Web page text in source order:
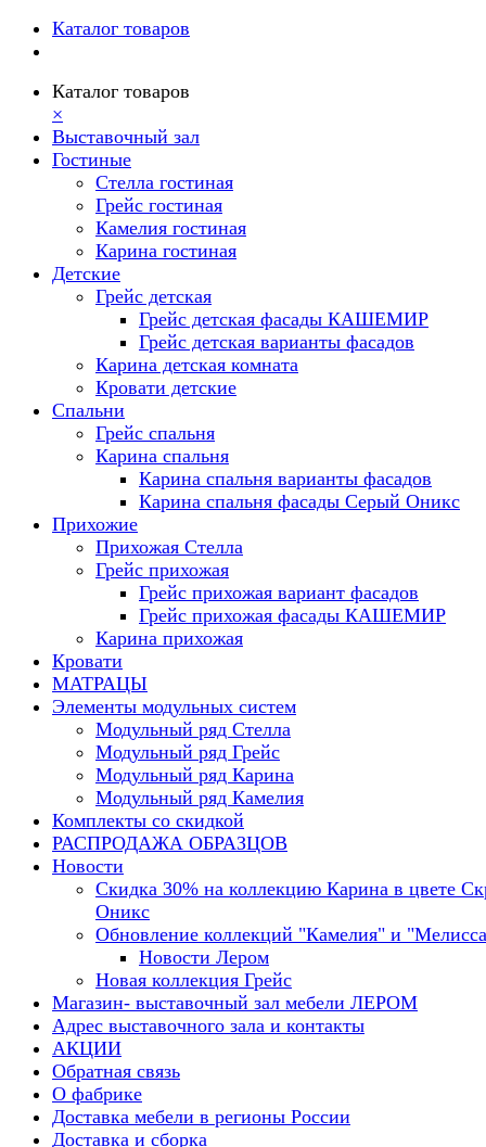
Каталог товаров
Каталог товаров
×
Выставочный зал
Гостиные
Стелла гостиная
Грейс гостиная
Камелия гостиная
Карина гостиная
Детские
Грейс детская
Грейс детская фасады КАШЕМИР
Грейс детская варианты фасадов
Карина детская комната
Кровати детские
Спальни
Грейс спальня
Карина спальня
Карина спальня варианты фасадов
Карина спальня фасады Серый Оникс
Прихожие
Прихожая Стелла
Грейс прихожая
Грейс прихожая вариант фасадов
Грейс прихожая фасады КАШЕМИР
Карина прихожая
Кровати
МАТРАЦЫ
Элементы модульных систем
Модульный ряд Стелла
Модульный ряд Грейс
Модульный ряд Карина
Модульный ряд Камелия
Комплекты со скидкой
РАСПРОДАЖА ОБРАЗЦОВ
Новости
Скидка 30% на коллекцию Карина в цвете
Оникс
Обновление коллекций "Камелия" и
Новости Лером
Новая коллекция Грейс
Магазин- выставочный зал мебели ЛЕРОМ
Адрес выставочного зала и контакты
АКЦИИ
Обратная связь
О фабрике
Доставка мебели в регионы России
Доставка и сборка